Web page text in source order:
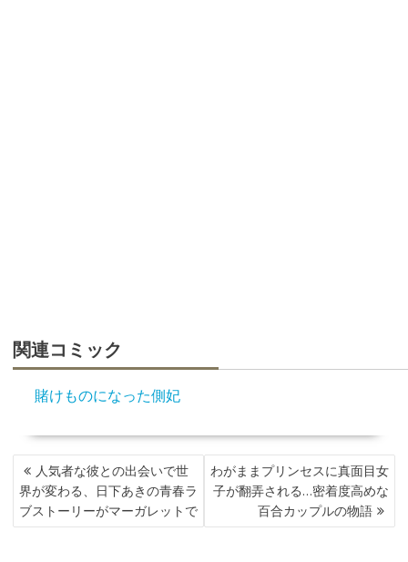
関連コミック
賭けものになった側妃
投
稿
ナ
ビ
人気者な彼との出会いで世
界が変わる、日下あきの青春ラ
ブストーリーがマーガレットで
わがままプリンセスに真面目女
子が翻弄される…密着度高めな
百合カップルの物語